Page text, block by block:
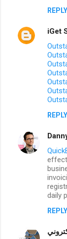
REPLY
iGet
REPLY
daily
REPLY